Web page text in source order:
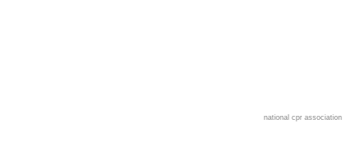
national cpr association